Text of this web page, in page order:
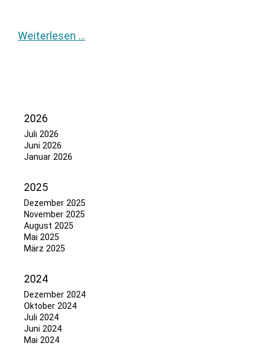
Weiterlesen …
2026
Juli 2026
Juni 2026
Januar 2026
2025
Dezember 2025
November 2025
August 2025
Mai 2025
März 2025
2024
Dezember 2024
Oktober 2024
Juli 2024
Juni 2024
Mai 2024